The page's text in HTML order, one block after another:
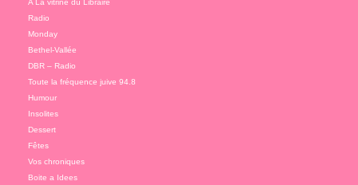
A La vitrine du Libraire
Radio
Monday
Bethel-Vallée
DBR – Radio
Toute la fréquence juive 94.8
Humour
Insolites
Dessert
Fêtes
Vos chroniques
Boite a Idees